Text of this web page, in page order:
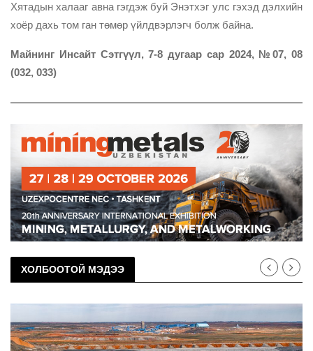
Хятадын халааг авна гэгдэж буй Энэтхэг улс гэхэд дэлхийн
хоёр дахь том ган төмөр үйлдвэрлэгч болж байна.
Майнинг Инсайт Сэтгүүл, 7-8 дугаар сар 2024, №07, 08
(032, 033)
ХОЛБООТОЙ МЭДЭЭ